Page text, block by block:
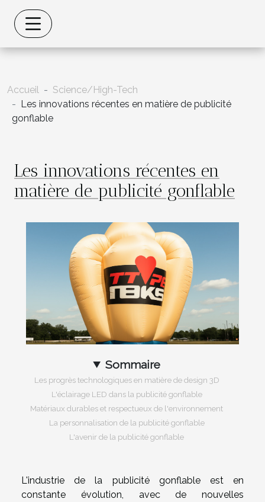
Accueil
Science/High-Tech
Les innovations récentes en matière de publicité
gonflable
Les innovations récentes en
matière de publicité gonflable
Sommaire
Les progrès technologiques en matière de design 3D
L'éclairage LED dans la publicité gonflable
Matériaux durables et respectueux de l'environnement
La personnalisation de la publicité gonflable
L'avenir de la publicité gonflable
L'industrie de la publicité gonflable est en
constante évolution, avec de nouvelles